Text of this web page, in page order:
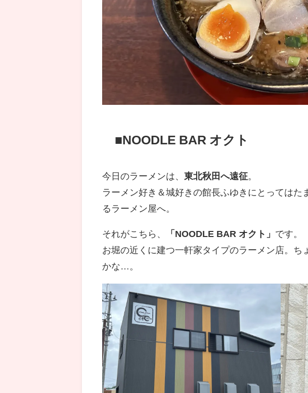
■NOODLE BAR オクト
今日のラーメンは、東北秋田へ遠征。
ラーメン好き＆城好きの館長ふゆきにとってはた
るラーメン屋へ。
それがこちら、 「NOODLE BAR オクト」 です。
お堀の近くに建つ一軒家タイプのラーメン店。ち
かな…。